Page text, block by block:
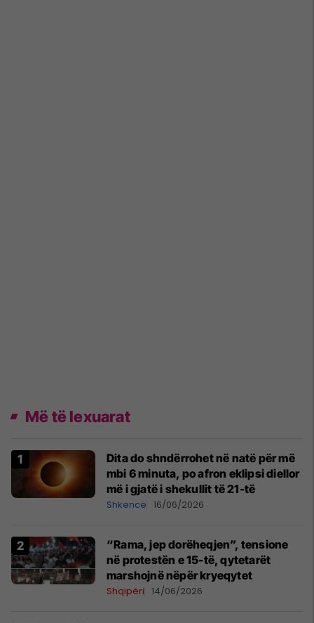
Më të lexuarat
Dita do shndërrohet në natë për më
mbi 6 minuta, po afron eklipsi diellor
më i gjatë i shekullit të 21-të
Shkencë 16/06/2026
“Rama, jep dorëheqjen”, tensione
në protestën e 15-të, qytetarët
marshojnë nëpër kryeqytet
Shqipëri 14/06/2026